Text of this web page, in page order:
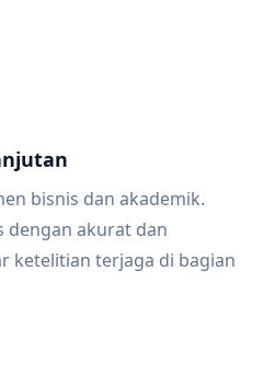
bisnis dan akademik.
dengan akurat dan
ketelitian terjaga di bagian